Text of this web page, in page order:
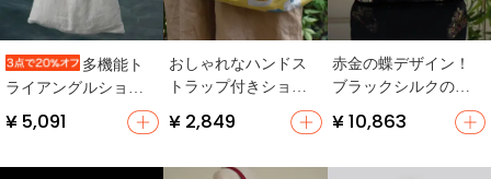
多機能ト
ライアングルショル
ン・植物染め・結び
¥ 5,091
おしゃれなハンドス
トラップ付きショル
ダーバッグ【クリエ
イティブデザイン・
¥ 2,849
赤金の蝶デザイン！
ブラックシルクの竹
節バッグ【新中式・
ショルダー・斜め掛
¥ 10,863